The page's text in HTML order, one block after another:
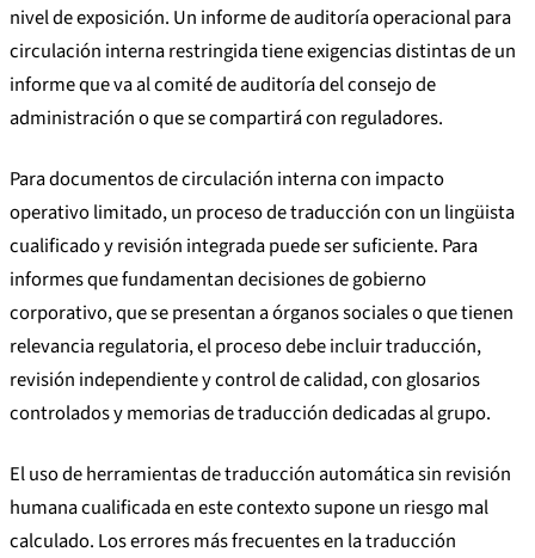
nivel de exposición. Un informe de auditoría operacional para
circulación interna restringida tiene exigencias distintas de un
informe que va al comité de auditoría del consejo de
administración o que se compartirá con reguladores.
Para documentos de circulación interna con impacto
operativo limitado, un proceso de traducción con un lingüista
cualificado y revisión integrada puede ser suficiente. Para
informes que fundamentan decisiones de gobierno
corporativo, que se presentan a órganos sociales o que tienen
relevancia regulatoria, el proceso debe incluir traducción,
revisión independiente y control de calidad, con glosarios
controlados y memorias de traducción dedicadas al grupo.
El uso de herramientas de traducción automática sin revisión
humana cualificada en este contexto supone un riesgo mal
calculado. Los errores más frecuentes en la traducción